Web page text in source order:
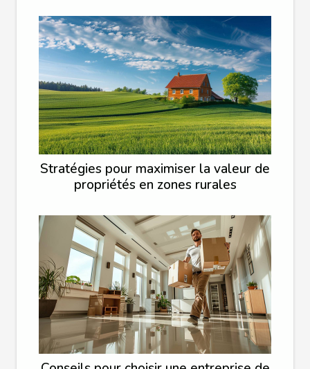
Stratégies pour maximiser la valeur de
propriétés en zones rurales